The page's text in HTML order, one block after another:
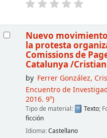
Nuevo
la protesta
Comissions de
Catalunya /
by Ferrer González,
Encuentro de
2016. 9º)
Tipo de material: Texto;
ficción
Idioma:Castellano